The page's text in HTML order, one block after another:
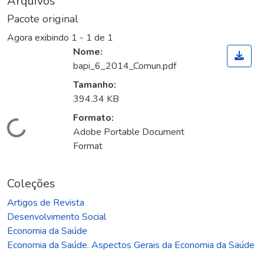
Pacote original
Agora exibindo 1 - 1 de 1
Carregando...
Nome:
bapi_6_2014_Comun.pdf
Tamanho:
394.34 KB
Formato:
Adobe Portable Document
Format
Coleções
Artigos de Revista
Desenvolvimento Social
Economia da Saúde
Economia da Saúde. Aspectos Gerais da Economia da Saúde